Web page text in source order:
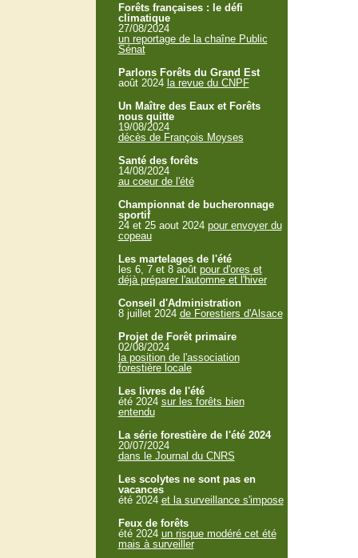
Forêts françaises : le défi
climatique
27/08/2024
un reportage de la chaîne Public
Sénat
Parlons Forêts du Grand Est
août 2024 la revue du CNPF
Un Maître des Eaux et Forêts
nous quitte
19/08/2024
décès de François Moyses
Santé des forêts
14/08/2024
au coeur de l'été
Championnat de bucheronnage
sportif
24 et 25 aout 2024 pour envoyer du
copeau
Les martelages de l'été
les 6, 7 et 8 août pour d'ores et
déjà préparer l'automne et l'hiver
Conseil d'Administration
8 juillet 2024 de Forestiers d'Alsace
Projet de Forêt primaire
02/08/2024
la position de l'association
forestière locale
Les livres de l'été
été 2024 sur les forêts bien
entendu
La série forestière de l'été 2024
20/07/2024
dans le Journal du CNRS
Les scolytes ne sont pas en
vacances
été 2024 et la surveillance s'impose
Feux de forêts
été 2024 un risque modéré cet été
mais à surveiller